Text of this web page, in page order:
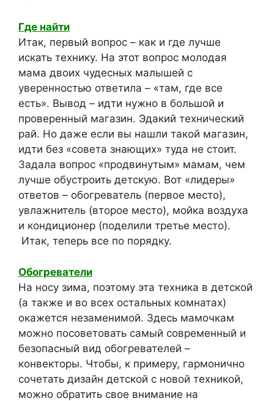
Где найти
Итак, первый вопрос – как и где лучше
искать технику. На этот вопрос молодая
мама двоих чудесных малышей с
уверенностью ответила – «там, где все
есть». Вывод – идти нужно в большой и
проверенный магазин. Эдакий технический
рай. Но даже если вы нашли такой магазин,
идти без «совета знающих» туда не стоит.
Задала вопрос «продвинутым» мамам, чем
лучше обустроить детскую. Вот «лидеры»
ответов – обогреватель (первое место),
увлажнитель (второе место), мойка воздуха
и кондиционер (поделили третье место).
Итак, теперь все по порядку.
Обогреватели
На носу зима, поэтому эта техника в детской
(а также и во всех остальных комнатах)
окажется незаменимой. Здесь мамочкам
можно посоветовать самый современный и
безопасный вид обогревателей –
конвекторы. Чтобы, к примеру, гармонично
сочетать дизайн детской с новой техникой,
можно обратить свое внимание на